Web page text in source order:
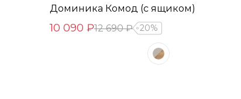
Доминика Комод (с ящиком)
10 090 ₽12 690 ₽ 20%